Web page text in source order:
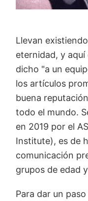
Llevan
eternidad, y
dicho "a un
los artículos
buena
todo el mundo.
en 2019 por el
Institute), es de
comunicación
grupos de edad
Para dar un